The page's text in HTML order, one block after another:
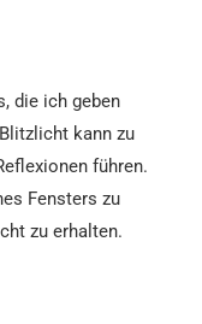
die ich geben
kann zu
führen.
Fensters zu
zu erhalten.